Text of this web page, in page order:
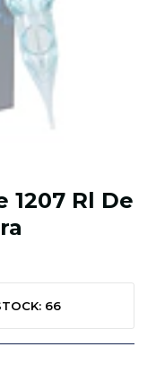
1207 Rl De
66